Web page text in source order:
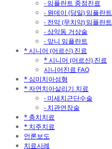
- 임플란트 중점진료
- 원데이 (당일) 임플란트
- 전악 (무치악) 임플란트
- 상악동 거상술
- 앞니 임플란트
* 시니어 (어르신) 진료
* 시니어 (어르신) 진료
시니어진료 FAQ
* 심미치아성형
* 자연치아살리기 치료
- 미세치근단수술
- 치관연장술
* 충치치료
* 치주치료
언론보도
치료사례